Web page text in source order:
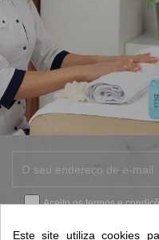
Aceito ostermos e
Este site utiliza cookies